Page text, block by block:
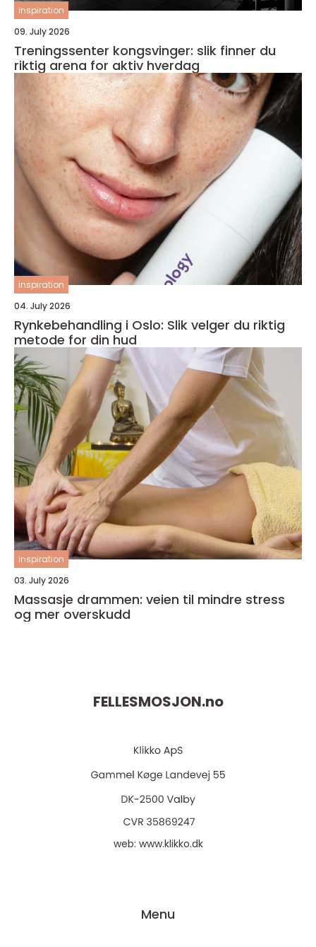
inspiration
09. July 2026
Treningssenter kongsvinger: slik finner du
riktig arena for aktiv hverdag
inspiration
04. July 2026
Rynkebehandling i Oslo: Slik velger du riktig
metode for din hud
inspiration
03. July 2026
Massasje drammen: veien til mindre stress
og mer overskudd
FELLESMOSJON.no
web: www.klikko.dk
Menu